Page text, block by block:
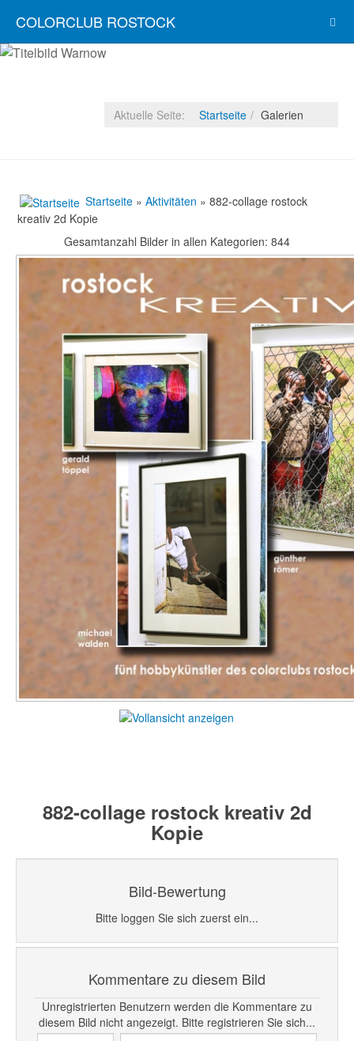
COLORCLUB ROSTOCK
Aktuelle Seite: Startseite Galerien
Startseite » Aktivitäten » 882-collage rostock
kreativ 2d Kopie
Gesamtanzahl Bilder in allen Kategorien: 844
882-collage rostock kreativ 2d
Kopie
Bild-Bewertung
Bitte loggen Sie sich zuerst ein...
Kommentare zu diesem Bild
Unregistrierten Benutzern werden die Kommentare zu
diesem Bild nicht angezeigt. Bitte registrieren Sie sich...